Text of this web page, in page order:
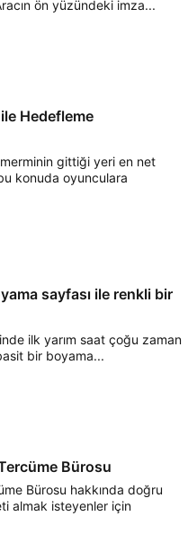
ön yüzündeki imza...
Hedefleme
merminin gittiği yeri en net
konuda oyunculara
sayfası ile renkli bir
ilk yarım saat çoğu zaman
bir boyama...
Bürosu
Bürosu hakkında doğru
almak isteyenler için